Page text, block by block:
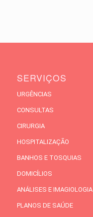
SERVIÇOS
URGÊNCIAS
CONSULTAS
CIRURGIA
HOSPITALIZAÇÃO
BANHOS E TOSQUIAS
DOMICÍLIOS
ANÁLISES E IMAGIOLOGIA
PLANOS DE SAÚDE